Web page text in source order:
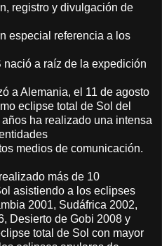
registro y divulgación de
especial referencia a los
a raíz de la expedición
a Alemania, el 11 de agosto
eclipse total de Sol del
ha realizado una intensa
medios de comunicación.
más de 10
asistiendo a los eclipses
2001, Sudáfrica 2002,
Desierto de Gobi 2008 y
total de Sol con mayor